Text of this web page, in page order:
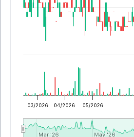
03/2026 04/2026 05/2026
Mar '26
Mar '26 May '26
May '26